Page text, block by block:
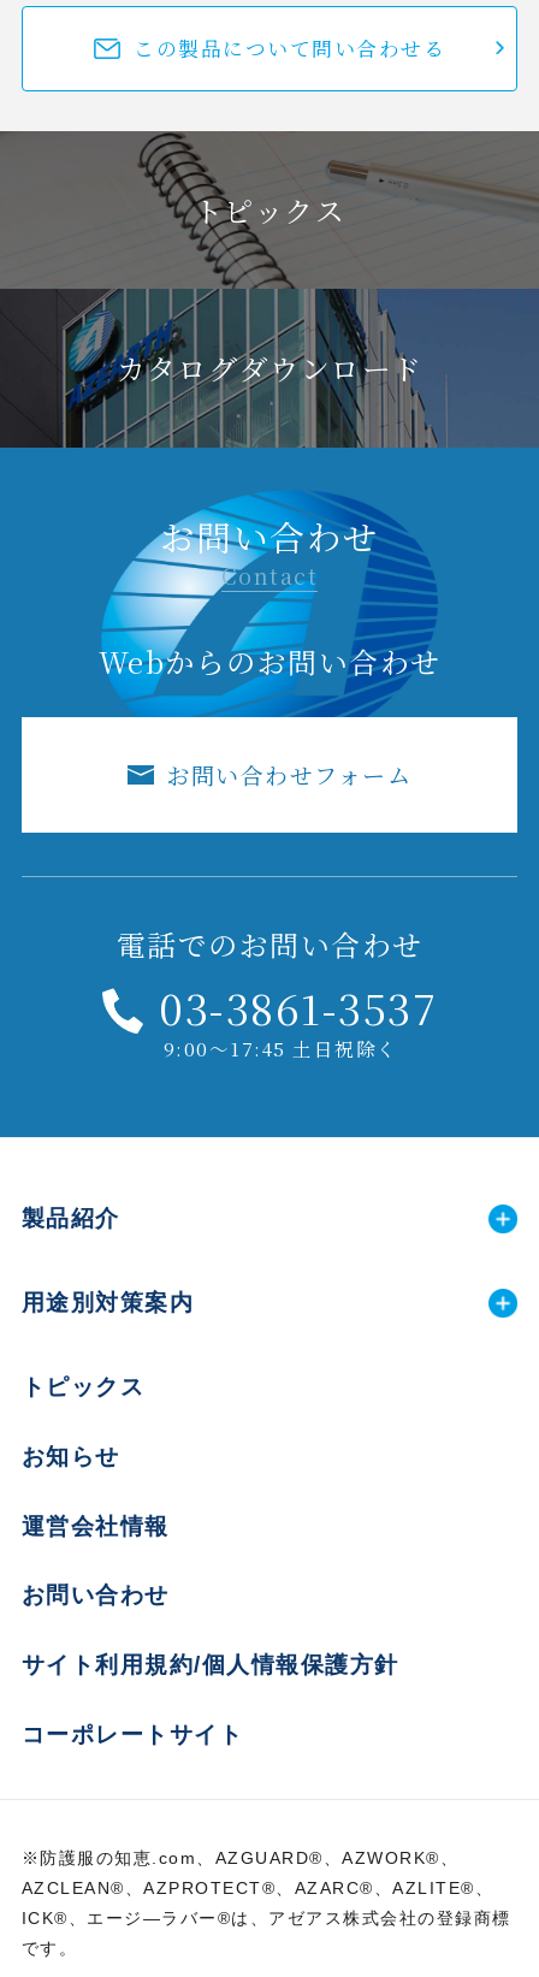
この製品について問い合わせる
トピックス
カタログダウンロード
お問い合わせ
Contact
Webからのお問い合わせ
お問い合わせフォーム
電話でのお問い合わせ
03-3861-3537
9:00～17:45 土日祝除く
製品紹介
用途別対策案内
トピックス
お知らせ
運営会社情報
お問い合わせ
サイト利用規約/個人情報保護方針
コーポレートサイト
※防護服の知恵.com、AZGUARD®、AZWORK®、
AZCLEAN®、AZPROTECT®、AZARC®、AZLITE®、
ICK®、エージ―ラバー®は、アゼアス株式会社の登録商標
です。